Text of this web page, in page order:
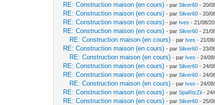
RE: Construction maison (en cours) - parSilver60 - 20/
RE: Construction maison (en cours) - parSilver60 - 20/
RE: Construction maison (en cours) - par Ives - 21/08/
RE: Construction maison (en cours) - parSilver60 - 21/
RE: Construction maison (en cours) - par Ives - 21/
RE: Construction maison (en cours) - parSilver60 - 23/
RE: Construction maison (en cours) - par Ives - 24/
RE: Construction maison (en cours) - parSilver60 - 24/
RE: Construction maison (en cours) - parSilver60 - 24/
RE: Construction maison (en cours) - par Ives - 24/
RE: Construction maison (en cours) - parSpaRtzZii - 24/
RE: Construction maison (en cours) - parSilver60 - 25/